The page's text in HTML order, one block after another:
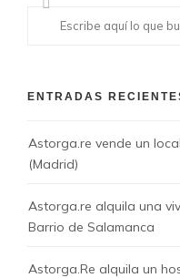
ENTRADAS
Astorga.re vende un
(Madrid)
Astorga.re alquila una
Barrio de Salamanca
Astorga.Re alquila un